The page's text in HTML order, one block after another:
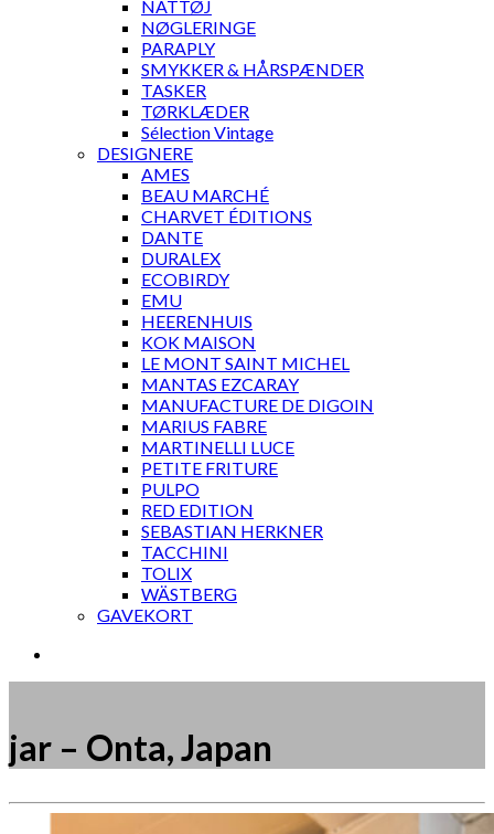
NATTØJ
NØGLERINGE
PARAPLY
SMYKKER & HÅRSPÆNDER
TASKER
TØRKLÆDER
Sélection Vintage
DESIGNERE
AMES
BEAU MARCHÉ
CHARVET ÉDITIONS
DANTE
DURALEX
ECOBIRDY
EMU
HEERENHUIS
KOK MAISON
LE MONT SAINT MICHEL
MANTAS EZCARAY
MANUFACTURE DE DIGOIN
MARIUS FABRE
MARTINELLI LUCE
PETITE FRITURE
PULPO
RED EDITION
SEBASTIAN HERKNER
TACCHINI
TOLIX
WÄSTBERG
GAVEKORT
jar – Onta, Japan
Måske kunne nogle af disse produkter have din